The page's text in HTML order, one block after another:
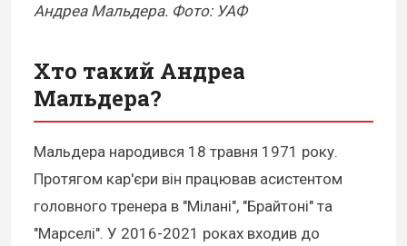
Андреа Мальдера. Фото: УАФ
Хто такий Андреа
Мальдера?
Мальдера народився 18 травня 1971 року.
Протягом кар'єри він працював асистентом
головного тренера в "Мілані", "Брайтоні" та
"Марселі". У 2016-2021 роках входив до